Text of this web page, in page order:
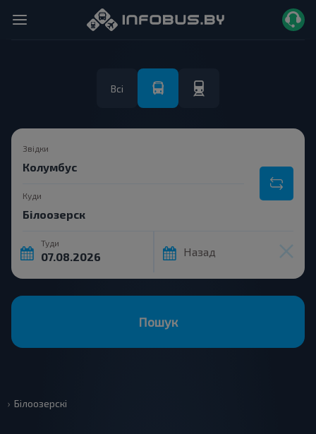
Всі
Звідки
Куди
Туди
Назад
Пошук
Білоозерскі